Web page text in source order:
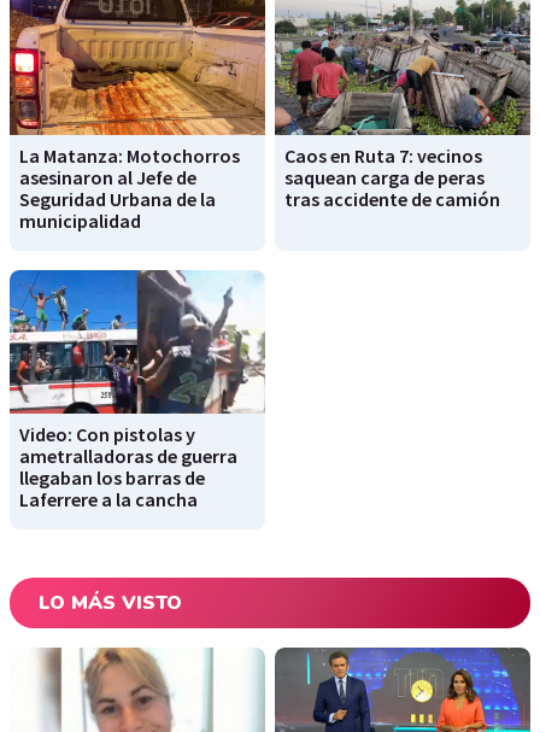
La Matanza: Motochorros
asesinaron al Jefe de
Seguridad Urbana de la
municipalidad
Caos en Ruta 7: vecinos
saquean carga de peras
tras accidente de camión
Video: Con pistolas y
ametralladoras de guerra
llegaban los barras de
Laferrere a la cancha
LO MÁS VISTO